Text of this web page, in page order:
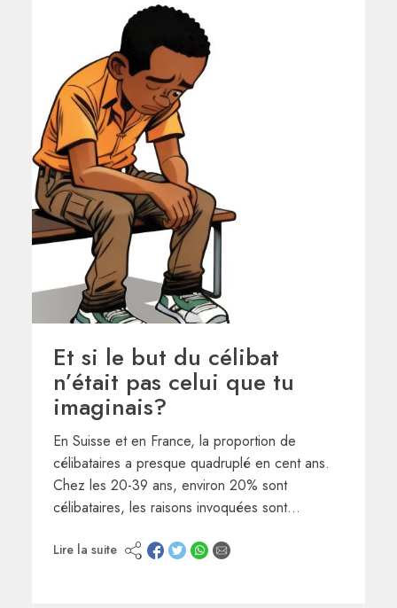
Et si le but du célibat
n’était pas celui que tu
imaginais?
En Suisse et en France, la proportion de
célibataires a presque quadruplé en cent ans.
Chez les 20-39 ans, environ 20% sont
célibataires, les raisons invoquées sont…
Lire la suite